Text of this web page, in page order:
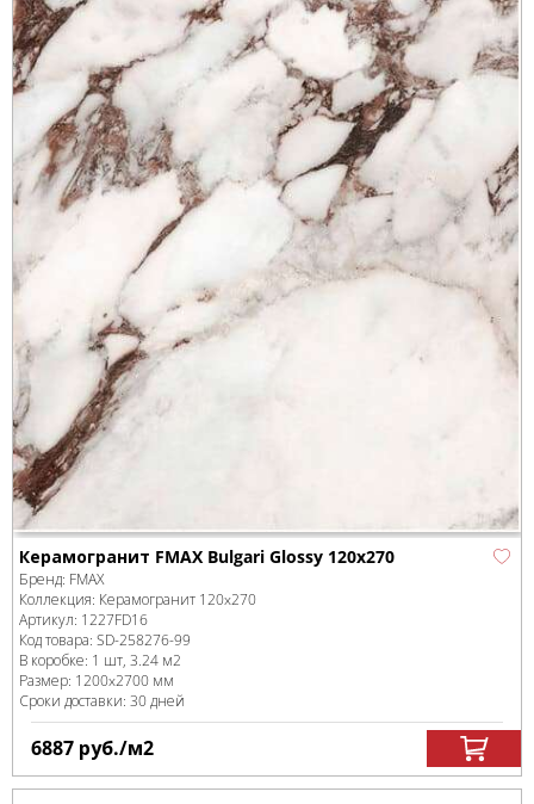
Керамогранит FMAX Bulgari Glossy 120x270
Бренд: FMAX
Коллекция: Керамогранит 120x270
Артикул: 1227FD16
Код товара: SD-258276-99
В коробке: 1 шт, 3.24 м2
Размер: 1200x2700 мм
Сроки доставки: 30 дней
6887 руб./м2